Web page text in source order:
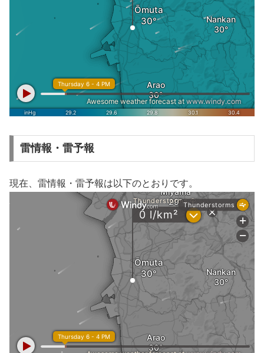
雷情報・雷予報
現在、雷情報・雷予報は以下のとおりです。